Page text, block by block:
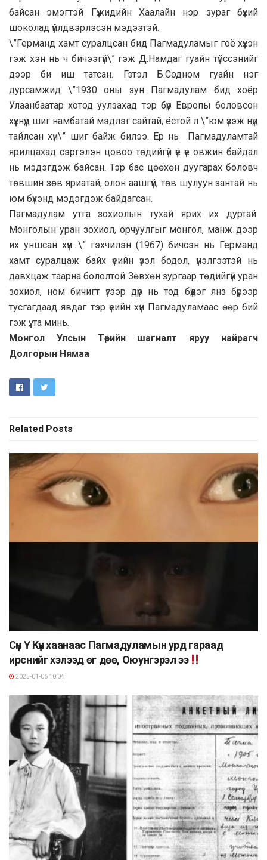
байсан эмэгтэй Гүжидийн Хаалайн нэр зураг бүхий
шоколад үйлдвэрлэсэн мэдээтэй.
\”Германд хамт суралцсан бид Пагмадуламыг гоё хүүхэн
гэж хэн нь ч бичээгүй\” гэж Д.Намдаг гуайн түйссэнийг
дээр би иш татсан. Гэтэл Б.Содном гуайн нэг
дурсамжид \”1930 оны зун Пагмадулам бид хоёр
Улаанбаатар хотод уулзахад тэр бүүр Европы боловсон
хүүхнүүд шиг намбатай мэдлэг сайтай, ёстой л \”юм үзэж нүд
тайлсан хүн\” шиг байж билээ. Ер нь Пагмадуламтай
ярилцахад сэргэлэн цовоо төдийгүй үе үе овжин байдал
нь мэдэгдэж байсан. Тэр бас цөөхөн дуугарах боловч
төвшин зөв яриатай, олон аашгүй, төв шулуун зантай нь
юм бүхэнд мэдэгдэж байдагсан.
Пагмадулам утга зохиолын тухай ярих их дуртай.
Монголын уран зохиол, орчуулгыг монгол, манж дээр
их уншсан хүн…\” гэхчилэн (1967) бичсэн нь Германд
хамт суралцаж байх үеийн үзэл бодол, үнэлгээтэй нь
давхцаж таарна бололтой Зөвхөн зургаар төдийгүй уран
зохиол, ном бичигт үгээр дүр нь тод бүдэг янз бүрээр
тусгагдаад явдаг тэр үеийн хүн Пагмадуламаас өөр бий
гэж үү, та минь.
Монгол Улсын Төрийн шагналт яруу найрагч
Долгорын Нямаа
Related Posts
Сүн Ү Күн хаанаас Пагмадуламын урд гараад
ирснийг хэлээд өг дөө, Оюунгэрэл ээ
2025-01-06 10:04